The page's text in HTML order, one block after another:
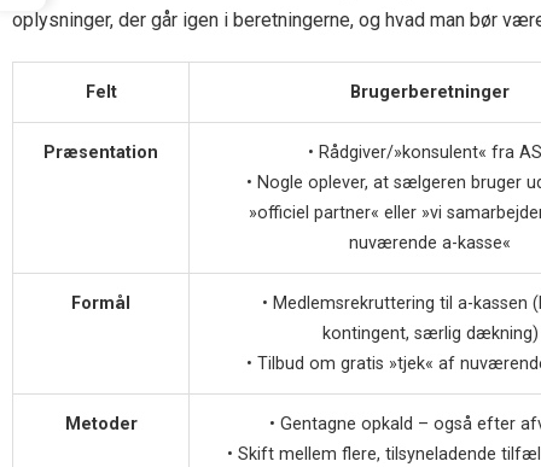
oplysninger, der går igen i beretningerne, og hvad man bør
Felt Brugerberetninger
Præsentation
• Rådgiver/»konsulent« fra
• Nogle oplever, at sælgeren bruger
»officiel partner« eller »vi
nuværende a-kasse«
Formål
• Medlemsrekruttering til a-kassen
kontingent, særlig dækning)
• Tilbud om gratis »tjek« af
Metoder
• Gentagne opkald – også efter
• Skift mellem flere, tilsyneladende